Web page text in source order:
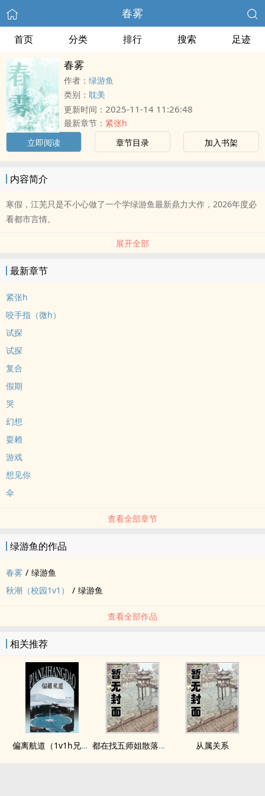
春雾
首页 分类 排行 搜索 足迹
春雾
作者： 绿游鱼
类别： 耽美
更新时间： 2025-11-14 11:26:48
最新章节： 紧张h
立即阅读
章节目录 加入书架
内容简介
寒假，江芜只是不小心做了一个学绿游鱼最新鼎力大作，2026年度必
看都市言情。
展开全部
最新章节
紧张h
咬手指（微h）
试探
试探
复合
假期
哭
幻想
耍赖
游戏
想见你
伞
查看全部章节
绿游鱼的作品
春雾 / 绿游鱼
秋潮（校园1v1）
/ 绿游鱼
查看全部作品
相关推荐
偏离航道（1v1h兄妹骨科bg） 都在找五师姐散落的法宝 从属关系